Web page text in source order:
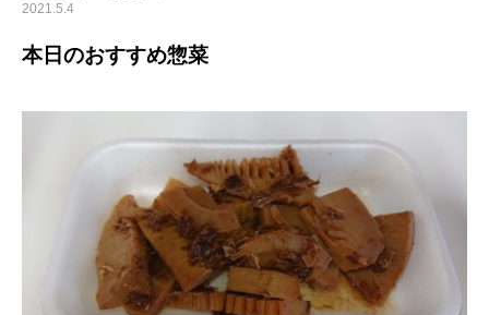
2021.5.4
本日のおすすめ惣菜